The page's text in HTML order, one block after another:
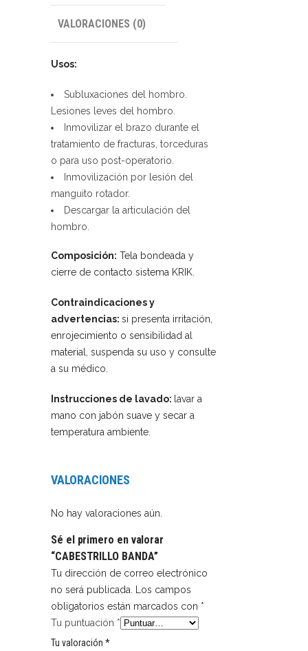
VALORACIONES (0)
Usos:
Subluxaciones del hombro.
Lesiones leves del hombro.
Inmovilizar el brazo durante el
tratamiento de fracturas, torceduras
o para uso post-operatorio.
Inmovilización por lesión del
manguito rotador.
Descargar la articulación del
hombro.
Composición: Tela bondeada y
cierre de contacto sistema KRIK.
Contraindicaciones y
advertencias: si presenta irritación,
enrojecimiento o sensibilidad al
material, suspenda su uso y consulte
a su médico.
Instrucciones de lavado: lavar a
mano con jabón suave y secar a
temperatura ambiente.
VALORACIONES
No hay valoraciones aún.
Sé el primero en valorar
“CABESTRILLO BANDA”
Tu dirección de correo electrónico
no será publicada.
Los campos
obligatorios están marcados con *
Tu puntuación *
Tu valoración *